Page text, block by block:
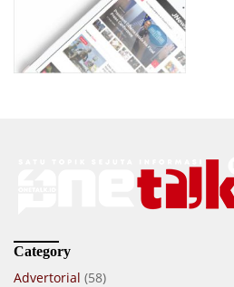
Category
Advertorial (58)